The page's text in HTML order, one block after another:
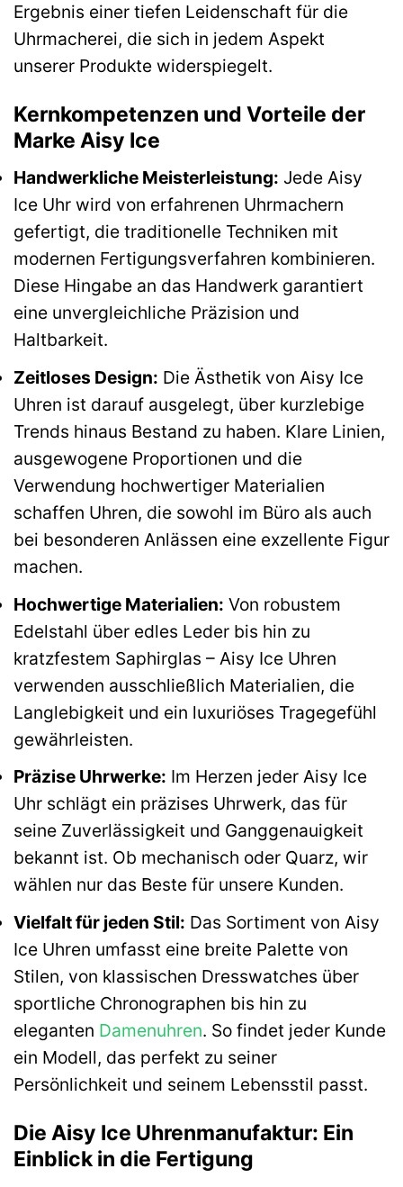
Ergebnis einer tiefen Leidenschaft für die
Uhrmacherei, die sich in jedem Aspekt
unserer Produkte widerspiegelt.
Kernkompetenzen und Vorteile der
Marke Aisy Ice
Handwerkliche Meisterleistung: Jede Aisy
Ice Uhr wird von erfahrenen Uhrmachern
gefertigt, die traditionelle Techniken mit
modernen Fertigungsverfahren kombinieren.
Diese Hingabe an das Handwerk garantiert
eine unvergleichliche Präzision und
Haltbarkeit.
Zeitloses Design: Die Ästhetik von Aisy Ice
Uhren ist darauf ausgelegt, über kurzlebige
Trends hinaus Bestand zu haben. Klare Linien,
ausgewogene Proportionen und die
Verwendung hochwertiger Materialien
schaffen Uhren, die sowohl im Büro als auch
bei besonderen Anlässen eine exzellente Figur
machen.
Hochwertige Materialien: Von robustem
Edelstahl über edles Leder bis hin zu
kratzfestem Saphirglas – Aisy Ice Uhren
verwenden ausschließlich Materialien, die
Langlebigkeit und ein luxuriöses Tragegefühl
gewährleisten.
Präzise Uhrwerke: Im Herzen jeder Aisy Ice
Uhr schlägt ein präzises Uhrwerk, das für
seine Zuverlässigkeit und Ganggenauigkeit
bekannt ist. Ob mechanisch oder Quarz, wir
wählen nur das Beste für unsere Kunden.
Vielfalt für jeden Stil: Das Sortiment von Aisy
Ice Uhren umfasst eine breite Palette von
Stilen, von klassischen Dresswatches über
sportliche Chronographen bis hin zu
eleganten Damenuhren. So findet jeder Kunde
ein Modell, das perfekt zu seiner
Persönlichkeit und seinem Lebensstil passt.
Die Aisy Ice Uhrenmanufaktur: Ein
Einblick in die Fertigung